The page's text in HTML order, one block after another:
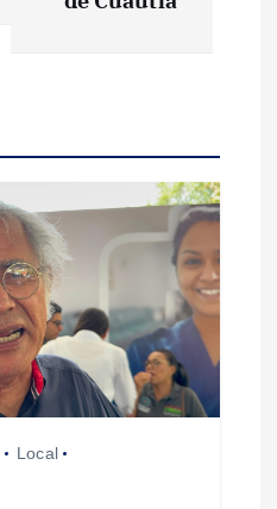
Local